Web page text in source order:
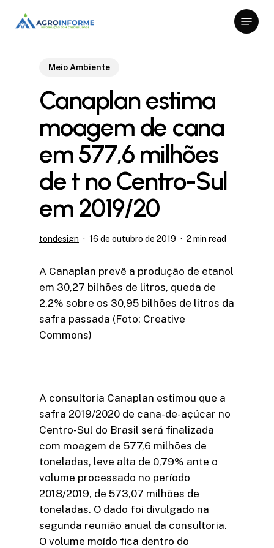
Menu
Meio Ambiente
Canaplan estima
moagem de cana
em 577,6 milhões
de t no Centro-Sul
em 2019/20
tondesign 16 de outubro de 2019 2 min read
A Canaplan prevê a produção de etanol
em 30,27 bilhões de litros, queda de
2,2% sobre os 30,95 bilhões de litros da
safra passada (Foto: Creative
Commons)
A consultoria Canaplan estimou que a
safra 2019/2020 de cana-de-açúcar no
Centro-Sul do Brasil será finalizada
com moagem de 577,6 milhões de
toneladas, leve alta de 0,79% ante o
volume processado no período
2018/2019, de 573,07 milhões de
toneladas. O dado foi divulgado na
segunda reunião anual da consultoria.
O volume moído fica dentro do